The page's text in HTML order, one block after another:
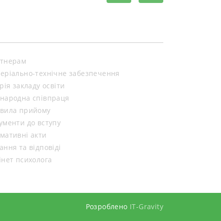
технічне забезпечення
закладу освіти
співпраця
прийому
до вступу
акти
та відповіді
психолога
Розроблено IT-Gravity